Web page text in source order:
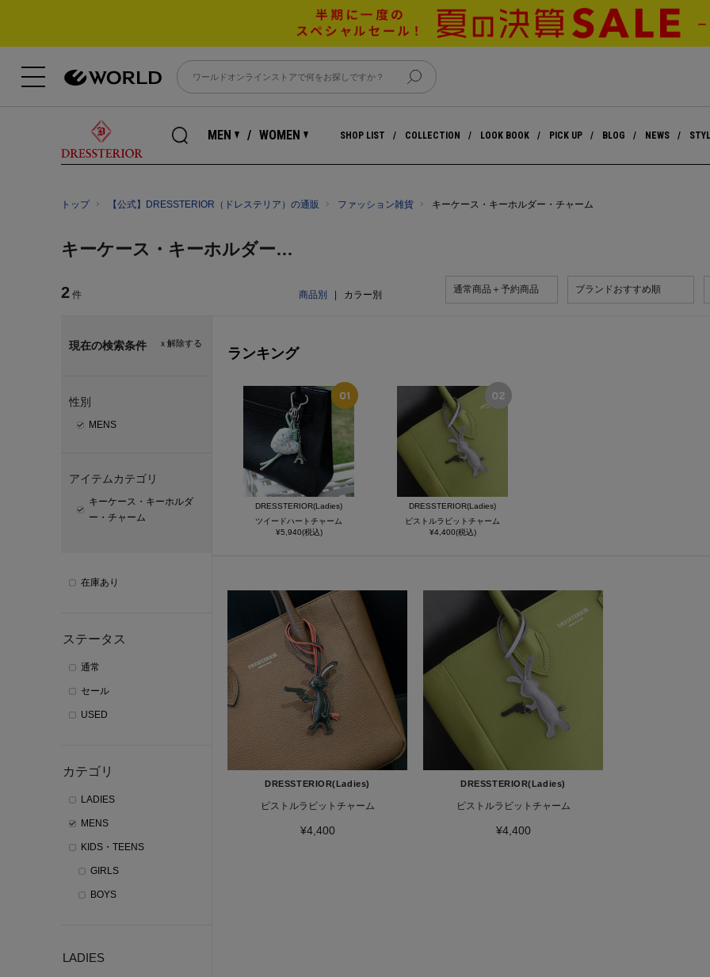
MEN WOMEN SHOP LIST COLLECTION LOOK BOOK PICK UP BLOG NEWS
トップ 【公式】DRESSTERIOR（ドレステリア）の通販 ファッション雑貨 キーケース・キーホルダー・チャーム
キーケース・キーホルダー・チャーム
2 件 商品別 カラー別 通常商品＋予約商品 ブランドおすすめ順
ｘ解除する
現在の検索条件
性別
MENS
アイテムカテゴリ
キーケース・キーホルダ
ー・チャーム
在庫あり
ステータス
通常
セール
USED
カテゴリ
LADIES
MENS
KIDS・TEENS
GIRLS
BOYS
LADIES
ランキング
DRESSTERIOR(Ladies)
ツイードハートチャーム
¥5,940(税込)
DRESSTERIOR(Ladies)
ピストルラビットチャーム
¥4,400(税込)
DRESSTERIOR(Ladies)
ピストルラビットチャーム
¥4,400
DRESSTERIOR(Ladies)
ピストルラビットチャーム
¥4,400